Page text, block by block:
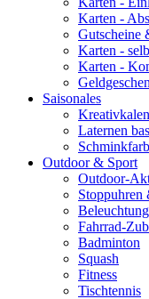
Karten -
Gutscheine
Karten -
Karten -
Saisonales
Laternen
Outdoor & Sport
Outdoor-
Stoppuhren
Beleuchtung
Fahrrad-
Badminton
Squash
Fitness
Tischtennis